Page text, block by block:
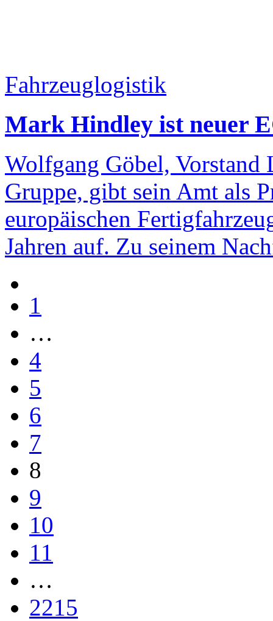
Fahrzeuglogistik
Mark Hindley ist neuer
Wolfgang Göbel,
Gruppe, gibt sein Amt als
europäischen
Jahren auf. Zu seinem
1
…
4
5
6
7
8
9
10
11
…
2215